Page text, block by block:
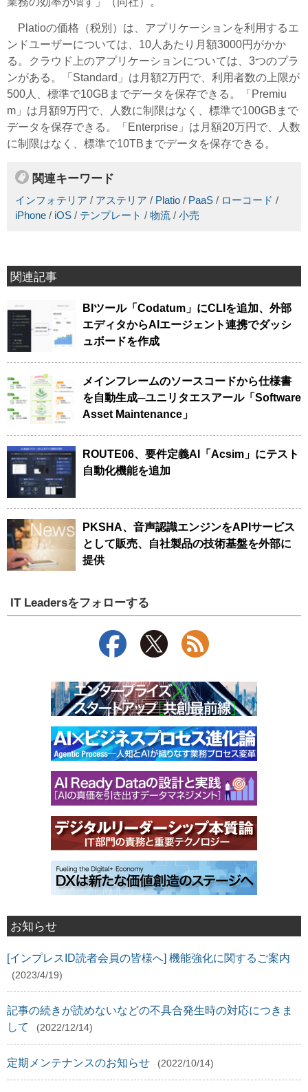
Platioの価格（税別）は、アプリケーションを利用するエ
ンドユーザーについては、10人あたり月額3000円がかか
る。クラウド上のアプリケーションについては、3つのプラ
ンがある。「Standard」は月額2万円で、利用者数の上限が
500人、標準で10GBまでデータを保存できる。「Premiu
m」は月額9万円で、人数に制限はなく、標準で100GBまで
データを保存できる。「Enterprise」は月額20万円で、人数
に制限はなく、標準で10TBまでデータを保存できる。
関連キーワード
インフォテリア / アステリア / Platio / PaaS / ローコード /
iPhone / iOS / テンプレート / 物流 / 小売
関連記事
BIツール「Codatum」にCLIを追加、外部
エディタからAIエージェント連携でダッシ
ュボードを作成
メインフレームのソースコードから仕様書
を自動生成─ユニリタエスアール「Software
Asset Maintenance」
ROUTE06、要件定義AI「Acsim」にテスト
自動化機能を追加
PKSHA、音声認識エンジンをAPIサービス
として販売、自社製品の技術基盤を外部に
提供
IT Leadersをフォローする
お知らせ
[インプレスID読者会員の皆様へ] 機能強化に関するご案内
(2023/4/19)
記事の続きが読めないなどの不具合発生時の対応につきま
して
(2022/12/14)
定期メンテナンスのお知らせ (2022/10/14)